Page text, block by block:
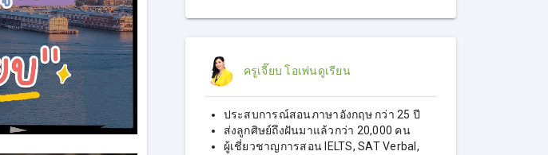
ครูเจี๊ยบ โอเพ่นดูเรียน
ประสบการณ์สอนภาษาอังกฤษ กว่า 25 ปี
ส่งลูกศิษย์ถึงฝันมาแล้วกว่า 20,000 คน
ผู้เชี่ยวชาญการสอน IELTS, SAT Verbal,